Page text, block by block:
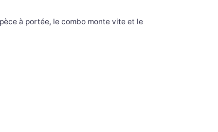
à portée, le combo monte vite et le